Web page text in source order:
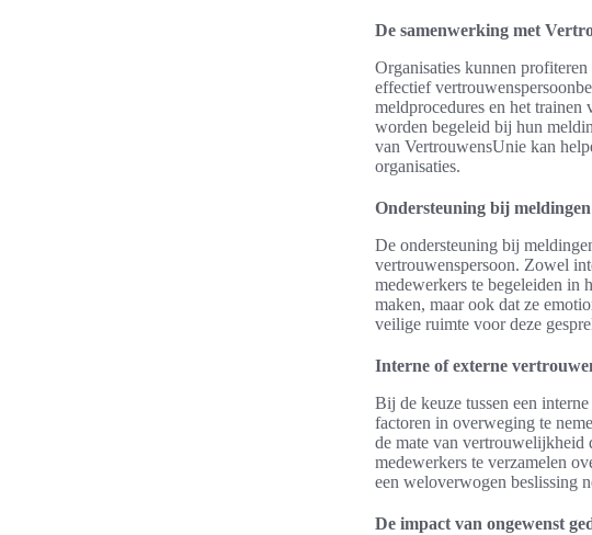
De samenwerking met
Organisaties kunnen
effectief
meldprocedures en het
worden begeleid bij hun
van VertrouwensUnie kan
organisaties.
Ondersteuning bij
De ondersteuning bij
vertrouwenspersoon. Zowel
medewerkers te begeleiden in
maken, maar ook dat ze
veilige ruimte voor deze
Interne of externe
Bij de keuze tussen een
factoren in overweging te
de mate van vertrouwelijkheid
medewerkers te verzamelen
een weloverwogen beslissing
De impact van ongewenst